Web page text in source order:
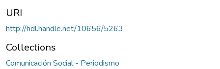
URI
http://hdl.handle.net/10656/5263
Collections
Comunicación Social - Periodismo